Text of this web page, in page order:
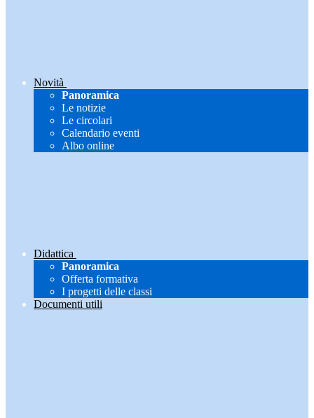
Novità
Panoramica
Le notizie
Le circolari
Calendario eventi
Albo online
Didattica
Panoramica
Offerta formativa
I progetti delle classi
Documenti utili